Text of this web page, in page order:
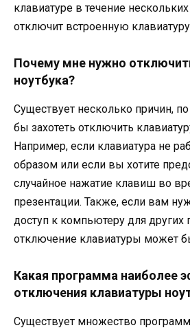
клавиатуре в течение
отключит встроенную клавиатуру
Почему мне нужно
ноутбука?
Существует несколько причин,
бы захотеть отключить
Например, если клавиатура не
образом или если вы хотите
случайное нажатие клавиш во
презентации. Также, если вам
доступ к компьютеру для других
отключение клавиатуры может
Какая программа наиболее
отключения клавиатуры
Существует множество